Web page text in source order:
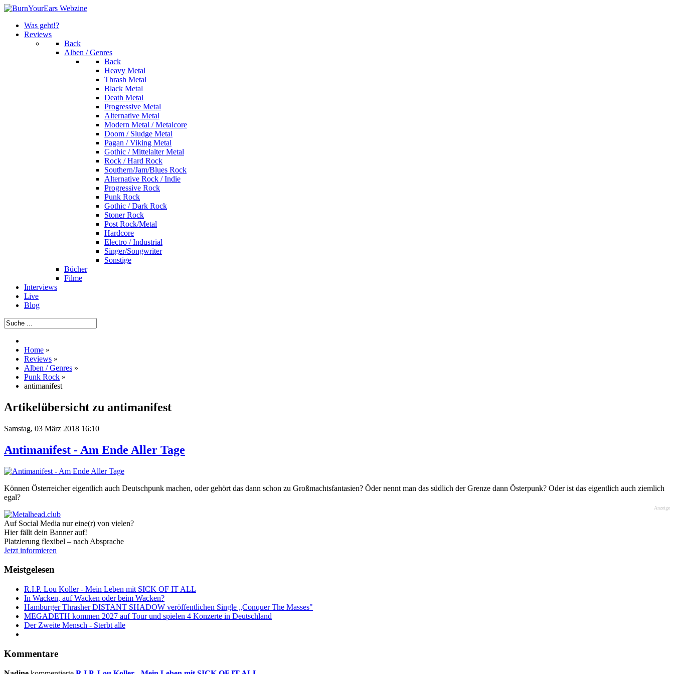
Was geht!?
Reviews
Back
Alben / Genres
Back
Heavy Metal
Thrash Metal
Black Metal
Death Metal
Progressive Metal
Alternative Metal
Modern Metal / Metalcore
Doom / Sludge Metal
Pagan / Viking Metal
Gothic / Mittelalter Metal
Rock / Hard Rock
Southern/Jam/Blues Rock
Alternative Rock / Indie
Progressive Rock
Punk Rock
Gothic / Dark Rock
Stoner Rock
Post Rock/Metal
Hardcore
Electro / Industrial
Singer/Songwriter
Sonstige
Bücher
Filme
Interviews
Live
Blog
Home »
Reviews »
Alben / Genres »
Punk Rock »
antimanifest
Artikelübersicht zu antimanifest
Samstag, 03 März 2018 16:10
Antimanifest - Am Ende Aller Tage
Können Österreicher eigentlich auch Deutschpunk machen, oder gehört das dann schon zu Großmachtsfantasien? Öder nennt man das südlich der Grenze dann Österpunk? Oder ist das eigentlich auch ziemlich
egal?
Anzeige
Auf Social Media nur eine(r) von vielen?
Hier fällt dein Banner auf!
Platzierung flexibel – nach Absprache
Jetzt informieren
Meistgelesen
R.I.P. Lou Koller - Mein Leben mit SICK OF IT ALL
In Wacken, auf Wacken oder beim Wacken?
Hamburger Thrasher DISTANT SHADOW veröffentlichen Single „Conquer The Masses"
MEGADETH kommen 2027 auf Tour und spielen 4 Konzerte in Deutschland
Der Zweite Mensch - Sterbt alle
Kommentare